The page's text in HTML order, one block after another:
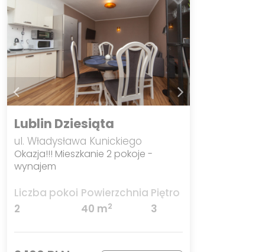
Lublin Dziesiąta
ul. Władysława Kunickiego
Okazja!!! Mieszkanie 2 pokoje -
wynajem
Liczba pokoi
2
Powierzchnia
40 m2
Piętro
3